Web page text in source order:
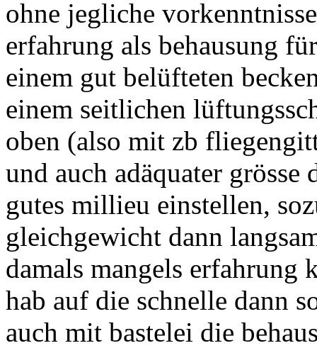
ohne jegliche
erfahrung als behausung
einem gut belüfteten
einem seitlichen
oben (also mit zb
und auch adäquater grösse
gutes millieu einstellen,
gleichgewicht dann
damals mangels erfahrung
hab auf die schnelle dann
auch mit bastelei die